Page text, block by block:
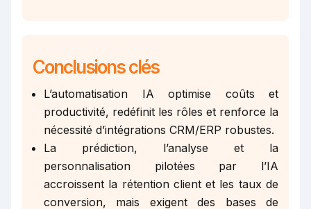
Conclusions clés
L’automatisation IA optimise coûts et
productivité, redéfinit les rôles et renforce la
nécessité d’intégrations CRM/ERP robustes.
La prédiction, l’analyse et la
personnalisation pilotées par l’IA
accroissent la rétention client et les taux de
conversion, mais exigent des bases de